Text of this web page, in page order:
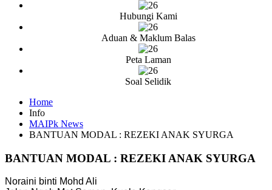
Hubungi Kami
Aduan & Maklum Balas
Peta Laman
Soal Selidik
Home
Info
MAIPk News
BANTUAN MODAL : REZEKI ANAK SYURGA
BANTUAN MODAL : REZEKI ANAK SYURGA
Noraini binti Mohd Ali